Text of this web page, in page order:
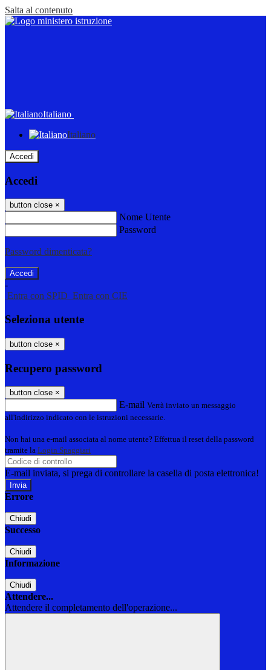
Salta al contenuto
Italiano
Italiano
Accedi
Accedi
button close ×
Nome Utente
Password
Password dimenticata?
-
Entra con SPID Entra con CIE
Seleziona utente
button close ×
Recupero password
button close ×
E-mail Verrà inviato un messaggio
all'indirizzo indicato con le istruzioni necessarie.
Non hai una e-mail associata al nome utente? Effettua il reset della password
tramite la Login Spaggiari
E-mail inviata, si prega di controllare la casella di posta elettronica!
Errore
Chiudi
Successo
Chiudi
Informazione
Chiudi
Attendere...
Attendere il completamento dell'operazione...